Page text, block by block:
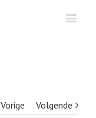
Vorige Volgende